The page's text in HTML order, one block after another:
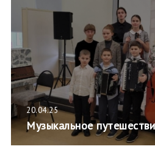
20.04.25
Музыкальное